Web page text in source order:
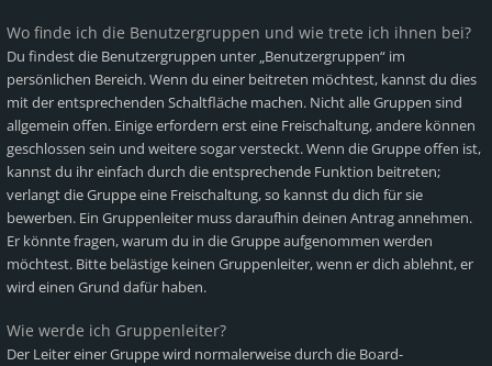
Wo finde ich die Benutzergruppen und wie trete ich ihnen bei?
Du findest die Benutzergruppen unter „Benutzergruppen“ im
persönlichen Bereich. Wenn du einer beitreten möchtest, kannst du dies
mit der entsprechenden Schaltfläche machen. Nicht alle Gruppen sind
allgemein offen. Einige erfordern erst eine Freischaltung, andere können
geschlossen sein und weitere sogar versteckt. Wenn die Gruppe offen ist,
kannst du ihr einfach durch die entsprechende Funktion beitreten;
verlangt die Gruppe eine Freischaltung, so kannst du dich für sie
bewerben. Ein Gruppenleiter muss daraufhin deinen Antrag annehmen.
Er könnte fragen, warum du in die Gruppe aufgenommen werden
möchtest. Bitte belästige keinen Gruppenleiter, wenn er dich ablehnt, er
wird einen Grund dafür haben.
Wie werde ich Gruppenleiter?
Der Leiter einer Gruppe wird normalerweise durch die Board-